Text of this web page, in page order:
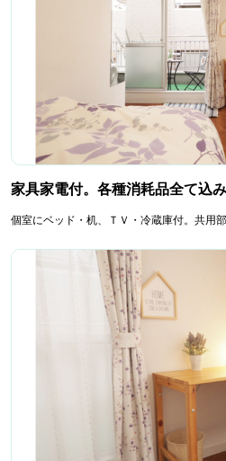
家具家電付。各種消耗品全て込み
個室にベッド・机、ＴＶ・冷蔵庫付。共用